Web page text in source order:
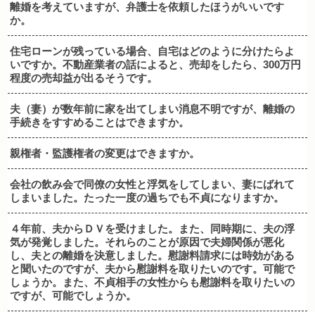
離婚を考えていますが、弁護士を依頼したほうがいいです
か。
住宅ローンが残っている場合、自宅はどのように分けたらよ
いですか。不動産業者の話によると、売却をしたら、300万円
程度の売却益が出るそうです。
夫（妻）が数年前に家を出てしまい消息不明ですが、離婚の
手続きをすすめることはできますか。
親権者・監護権者の変更はできますか。
会社の飲み会で同僚の女性と浮気をしてしまい、妻にばれて
しまいました。たった一度の過ちでも不貞になりますか。
４年前、夫からＤＶを受けました。また、同時期に、夫の浮
気が発覚しました。それらのことが原因で夫婦関係が悪化
し、夫との離婚を決意しました。慰謝料請求には時効がある
と聞いたのですが、夫から慰謝料を取りたいのです。可能で
しょうか。また、不貞相手の女性からも慰謝料を取りたいの
ですが、可能でしょうか。